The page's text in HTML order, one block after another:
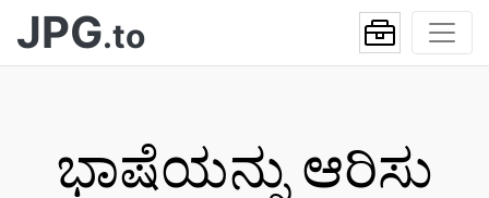
JPG.to
ಭಾಷೆಯನ್ನು ಆರಿಸು